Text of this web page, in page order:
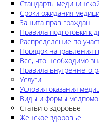
Стандарты
Сроки ожидания
Защита прав граждан
Правила подготовки к
Распределение по
Порядок направления
Все, что необходимо
Правила внутреннего
Услуги
Условия оказания
Виды и формы
Статьи о здоровье
Женское здоровье